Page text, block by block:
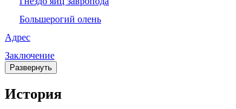
Большерогий олень
Адрес
Заключение
Развернуть
История